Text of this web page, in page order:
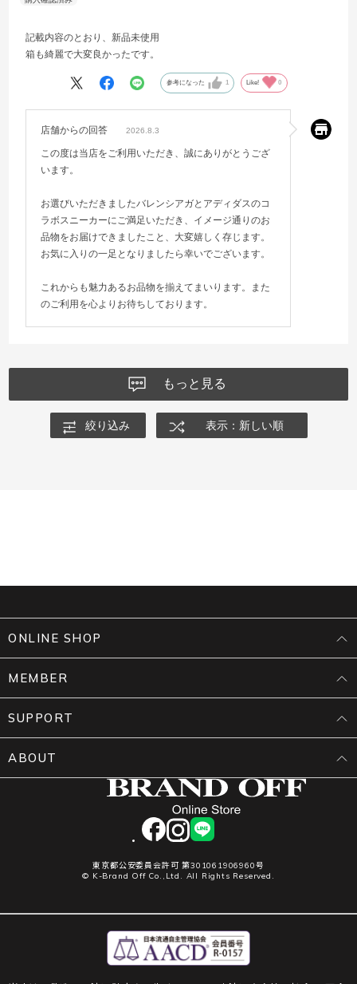
記載内容のとおり、新品未使用
箱も綺麗で大変良かったです。
参考になった 1 Like! 0
店舗からの回答 2026.8.3
この度は当店をご利用いただき、誠にありがとうござ
います。
お選びいただきましたバレンシアガとアディダスのコ
ラボスニーカーにご満足いただき、イメージ通りのお
品物をお届けできましたこと、大変嬉しく存じます。
お気に入りの一足となりましたら幸いでございます。
これからも魅力あるお品物を揃えてまいります。また
のご利用を心よりお待ちしております。
もっと見る
絞り込み 表示：新しい順
facebookinstagram
LINE
東京都公安委員会許可 第301061906960号
© K-Brand Off Co.,Ltd. All Rights Reserved.
ONLINE SHOP
MEMBER
SUPPORT
ABOUT